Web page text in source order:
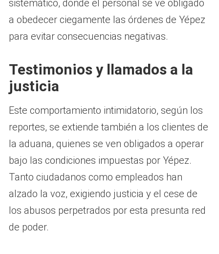
sistemático, donde el personal se ve obligado
a obedecer ciegamente las órdenes de Yépez
para evitar consecuencias negativas.
Testimonios y llamados a la
justicia
Este comportamiento intimidatorio, según los
reportes, se extiende también a los clientes de
la aduana, quienes se ven obligados a operar
bajo las condiciones impuestas por Yépez.
Tanto ciudadanos como empleados han
alzado la voz, exigiendo justicia y el cese de
los abusos perpetrados por esta presunta red
de poder.